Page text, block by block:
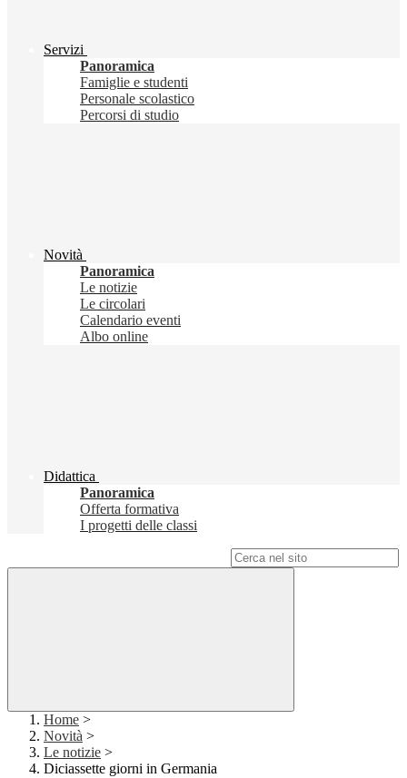
Servizi
Panoramica
Famiglie e studenti
Personale scolastico
Percorsi di studio
Novità
Panoramica
Le notizie
Le circolari
Calendario eventi
Albo online
Didattica
Panoramica
Offerta formativa
I progetti delle classi
Home >
Novità >
Le notizie >
Diciassette giorni in Germania